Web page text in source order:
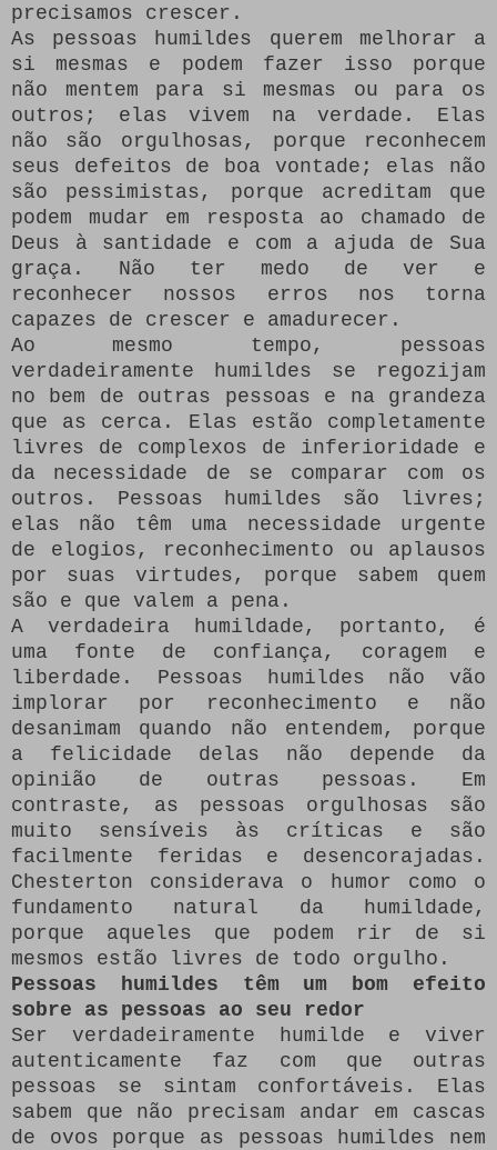
precisamos crescer.
As pessoas humildes querem melhorar a
si mesmas e podem fazer isso porque
não mentem para si mesmas ou para os
outros; elas vivem na verdade. Elas
não são orgulhosas, porque reconhecem
seus defeitos de boa vontade; elas não
são pessimistas, porque acreditam que
podem mudar em resposta ao chamado de
Deus à santidade e com a ajuda de Sua
graça. Não ter medo de ver e
reconhecer nossos erros nos torna
capazes de crescer e amadurecer.
Ao mesmo tempo, pessoas
verdadeiramente humildes se regozijam
no bem de outras pessoas e na grandeza
que as cerca. Elas estão completamente
livres de complexos de inferioridade e
da necessidade de se comparar com os
outros. Pessoas humildes são livres;
elas não têm uma necessidade urgente
de elogios, reconhecimento ou aplausos
por suas virtudes, porque sabem quem
são e que valem a pena.
A verdadeira humildade, portanto, é
uma fonte de confiança, coragem e
liberdade. Pessoas humildes não vão
implorar por reconhecimento e não
desanimam quando não entendem, porque
a felicidade delas não depende da
opinião de outras pessoas. Em
contraste, as pessoas orgulhosas são
muito sensíveis às críticas e são
facilmente feridas e desencorajadas.
Chesterton considerava o humor como o
fundamento natural da humildade,
porque aqueles que podem rir de si
mesmos estão livres de todo orgulho.
Pessoas humildes têm um bom efeito
sobre as pessoas ao seu redor
Ser verdadeiramente humilde e viver
autenticamente faz com que outras
pessoas se sintam confortáveis. Elas
sabem que não precisam andar em cascas
de ovos porque as pessoas humildes nem